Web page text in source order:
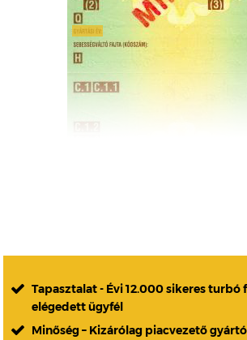
Tapasztalat - Évi 12.000 sikeres turbó
elégedett ügyfél
Minőség – Kizárólag piacvezető